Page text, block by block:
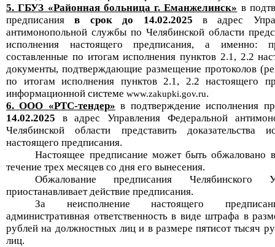
5.ГБУЗ «Районная больница г. Еманжелинск» в
предписанияв срок до 14.02.2025
в адрес
антимонопольной службы по Челябинской области
исполнения настоящего предписания, а именно:
составленные по итогам исполнения пунктов 2.1, 2.2
документы, подтверждающиеразмещение протоколов
по итогам исполнения пунктов 2.1, 2.2 настоящего
информационной системе www.zakupki.gov.ru.
6.ООО «РТС-тендер» в подтверждение исполнения
14.02.2025
в адрес Управления Федеральной
Челябинской области представитьдоказательства
настоящего предписания.
Настоящее предписание может быть обжаловано
течение трех месяцев со дня его вынесения.
Обжалование предписания
приостанавливает действие предписания.
За неисполнение настоящего
административная ответственность в виде штрафа в
рублей на должностных лиц и в размере пятисот тысяч
лиц.